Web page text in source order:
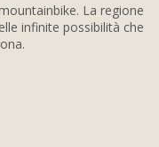
La regione
infinite possibilità che